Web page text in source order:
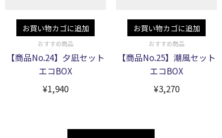
お買い物カゴに追加
おすすめ商品
【商品No.24】夕凪セット
エコBOX
¥1,940
お買い物カゴに追加
おすすめ商品
【商品No.25】潮風セット
エコBOX
¥3,270